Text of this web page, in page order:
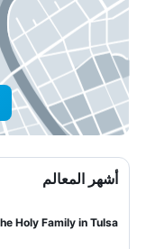
أشهر المعالم
Holy Family in Tulsa